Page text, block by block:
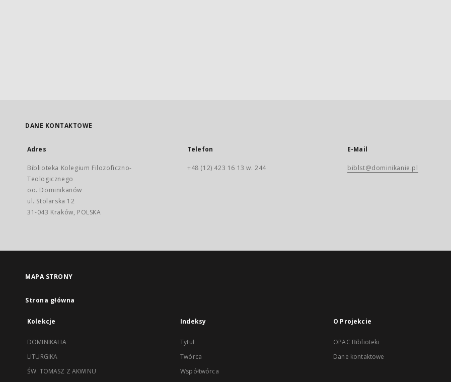
DANE KONTAKTOWE
Adres
Biblioteka Kolegium Filozoficzno-
Teologicznego
oo. Dominikanów
ul. Stolarska 12
31-043 Kraków, POLSKA
Telefon
+48 (12) 423 16 13 w. 244
E-Mail
biblst@dominikanie.pl
MAPA STRONY
Strona główna
Kolekcje
DOMINIKALIA
LITURGIKA
ŚW. TOMASZ Z AKWINU
Indeksy
Tytuł
Twórca
Współtwórca
O Projekcie
OPAC Biblioteki
Dane kontaktowe